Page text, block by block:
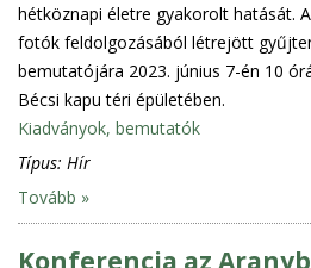
hétköznapi életre gyakorolt hatását.
fotók feldolgozásából létrejött
bemutatójára 2023. június 7-én 10
Bécsi kapu téri épületében.
Kiadványok, bemutatók
Típus: Hír
Tovább »
Konferencia az